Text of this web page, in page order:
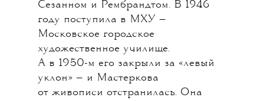
Сезанном и Рембрандтом. В 1946
году поступила в МХУ —
Московское городское
художественное училище.
А в 1950-м его закрыли за «левый
уклон» — и Мастеркова
от живописи отстранилась. Она